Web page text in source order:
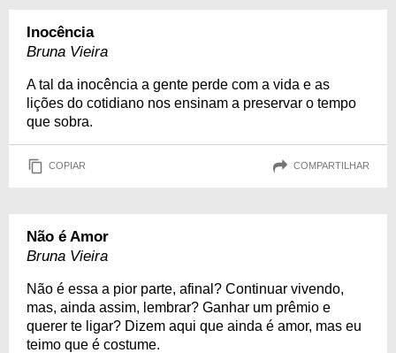
Inocência
Bruna Vieira
A tal da inocência a gente perde com a vida e as
lições do cotidiano nos ensinam a preservar o tempo
que sobra.
COPIAR COMPARTILHAR
Não é Amor
Bruna Vieira
Não é essa a pior parte, afinal? Continuar vivendo,
mas, ainda assim, lembrar? Ganhar um prêmio e
querer te ligar? Dizem aqui que ainda é amor, mas eu
teimo que é costume.